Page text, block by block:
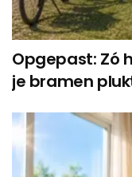
Opgepast: Zó
je bramen